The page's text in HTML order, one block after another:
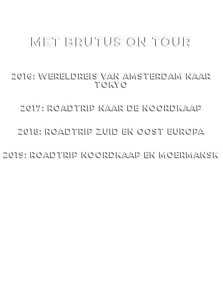
MET BRUTUS ON TOUR
2016: WERELDREIS VAN AMSTERDAM NAAR
TOKYO
2017: ROADTRIP NAAR DE NOORDKAAP
2018: ROADTRIP ZUID EN OOST EUROPA
2019: ROADTRIP NOORDKAAP EN MOERMANSK